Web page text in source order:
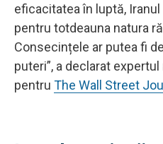
eficacitatea în luptă,
pentru totdeauna natura
Consecințele ar putea fi
puteri”, a declarat
pentru The Wall Street